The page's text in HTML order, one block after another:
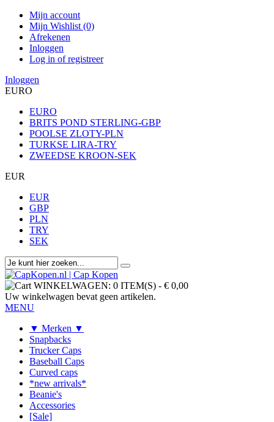
Mijn account
Mijn Wishlist (0)
Afrekenen
Inloggen
Log in of registreer
Inloggen
EURO
EURO
BRITS POND STERLING-GBP
POOLSE ZLOTY-PLN
TURKSE LIRA-TRY
ZWEEDSE KROON-SEK
EUR
EUR
GBP
PLN
TRY
SEK
WINKELWAGEN: 0 ITEM(S) - € 0,00
Uw winkelwagen bevat geen artikelen.
MENU
▼ Merken ▼
Snapbacks
Trucker Caps
Baseball Caps
Curved caps
*new arrivals*
Beanie's
Accessories
[Sale]